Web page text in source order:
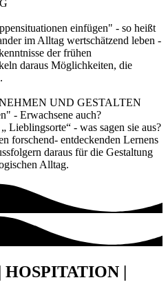
einfügen" - so heißt
im Alltag wertschätzend leben -
der frühen
daraus Möglichkeiten, die
UND GESTALTEN
- Erwachsene auch?
Lieblingsorte“ - was sagen sie aus?
forschend- entdeckenden Lernens
daraus für die Gestaltung
Alltag.
|